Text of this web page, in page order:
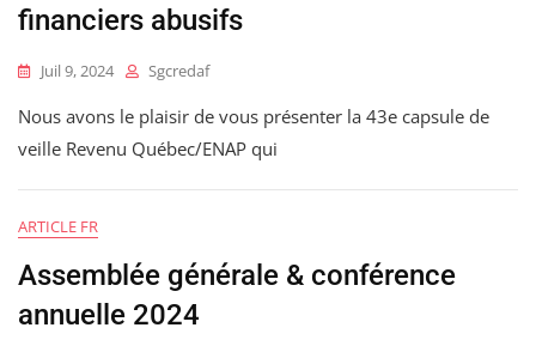
financiers abusifs
Juil 9, 2024 Sgcredaf
Nous avons le plaisir de vous présenter la 43e capsule de
veille Revenu Québec/ENAP qui
ARTICLE FR
Assemblée générale & conférence
annuelle 2024